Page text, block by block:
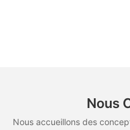
Nous
Nous accueillons des